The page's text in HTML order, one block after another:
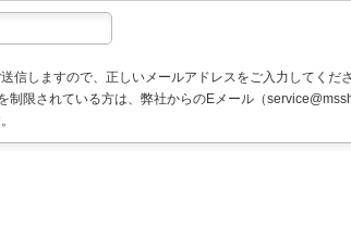
信しますので、正しいメールアドレスをご入力してくだ
制限されている方は、弊社からのEメール（